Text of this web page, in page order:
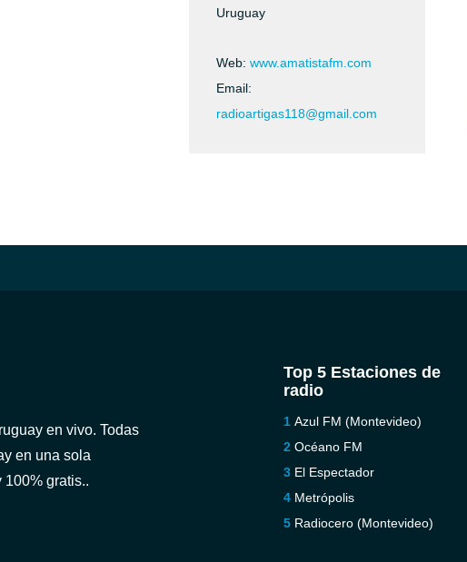
Uruguay
Web: www.amatistafm.com
Email:
radioartigas118@gmail.com
en vivo. Todas
en una sola
100% gratis..
Top 5 Estaciones de
radio
Azul FM (Montevideo)
Océano FM
El Espectador
Metrópolis
Radiocero (Montevideo)